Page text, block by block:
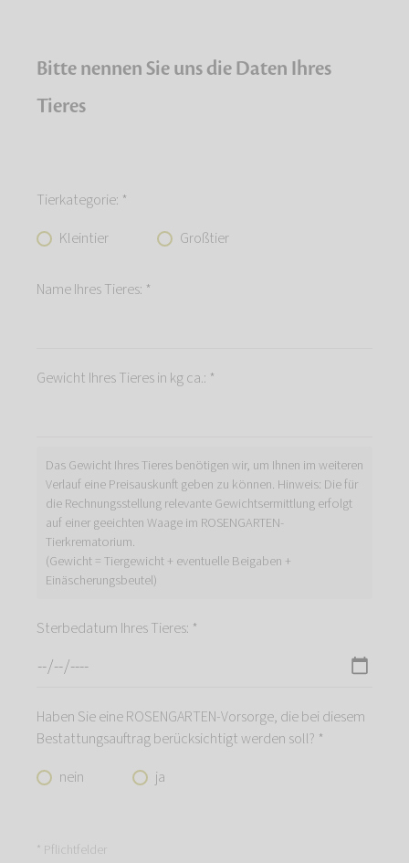
Bitte nennen Sie uns die Daten Ihres
Tieres
Tierkategorie: *
Kleintier
Großtier
Name Ihres Tieres: *
Gewicht Ihres Tieres in kg ca.: *
Das Gewicht Ihres Tieres benötigen wir, um Ihnen im weiteren
Verlauf eine Preisauskunft geben zu können. Hinweis: Die für
die Rechnungsstellung relevante Gewichtsermittlung erfolgt
auf einer geeichten Waage im ROSENGARTEN-
Tierkrematorium.
(Gewicht = Tiergewicht + eventuelle Beigaben +
Einäscherungsbeutel)
Sterbedatum Ihres Tieres: *
Haben Sie eine ROSENGARTEN-Vorsorge, die bei diesem
Bestattungsauftrag berücksichtigt werden soll? *
nein
ja
* Pflichtfelder